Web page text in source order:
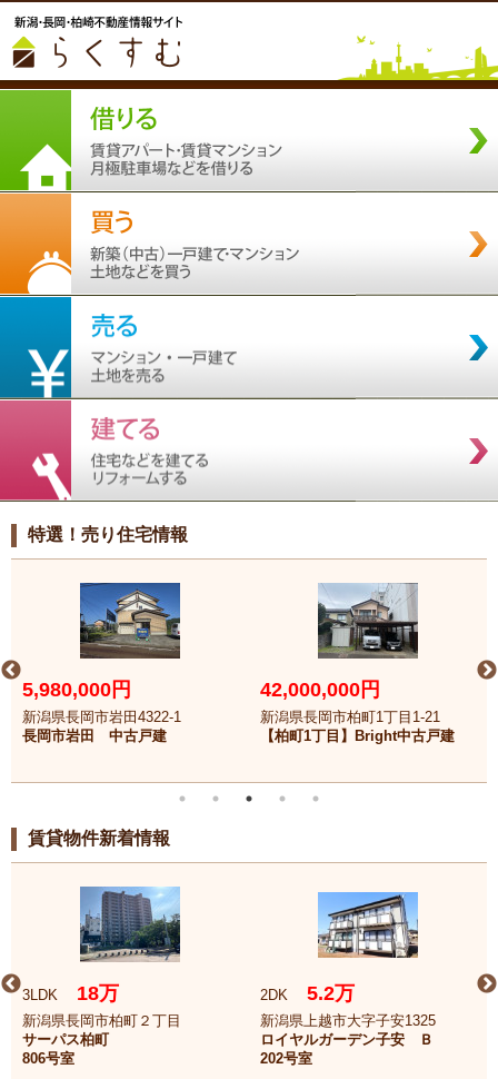
特選！売り住宅情報
5,980,000円
新潟県長岡市岩田4322-1
長岡市岩田 中古戸建
42,000,000円
新潟県長岡市柏町1丁目1-21
【柏町1丁目】Bright中古戸建
賃貸物件新着情報
3LDK 18万
新潟県長岡市柏町２丁目
サーパス柏町
806号室
2DK 5.2万
新潟県上越市大字子安1325
ロイヤルガーデン子安 Ｂ
202号室